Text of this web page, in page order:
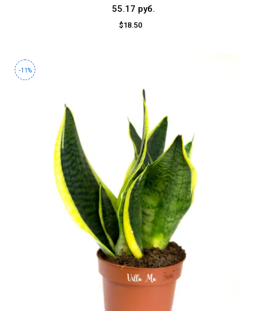
55.17 руб.
$18.50
-11%